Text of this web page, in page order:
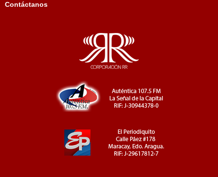
Contáctanos